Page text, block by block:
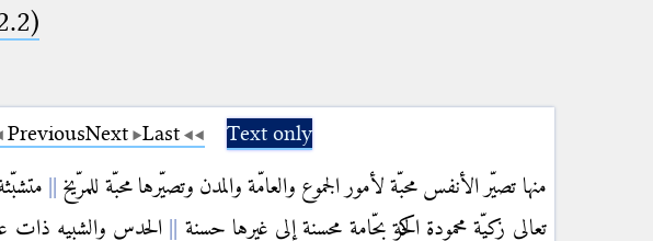
PreviousNext Last Text only
منها تصيّر الأنفس محبّة لأمور الجموع والعامّة والمدن وتصيّرها محبّة للمرّيخ
تعالى زكيّة محمودة الحركة بحّامة محسنة إلى غيرها حسنة
الحدس والشبيه ذات